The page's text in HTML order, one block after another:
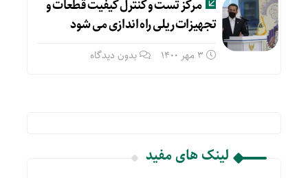
مرکز تست و کنترل کیفیت قطعات و
تجهیزات ریلی راه اندازی می شود
3 مهر 1400 بدون دیدگاه
لینک های مفید